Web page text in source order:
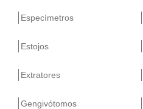
Especímetros
Estojos
Extratores
Gengivótomos